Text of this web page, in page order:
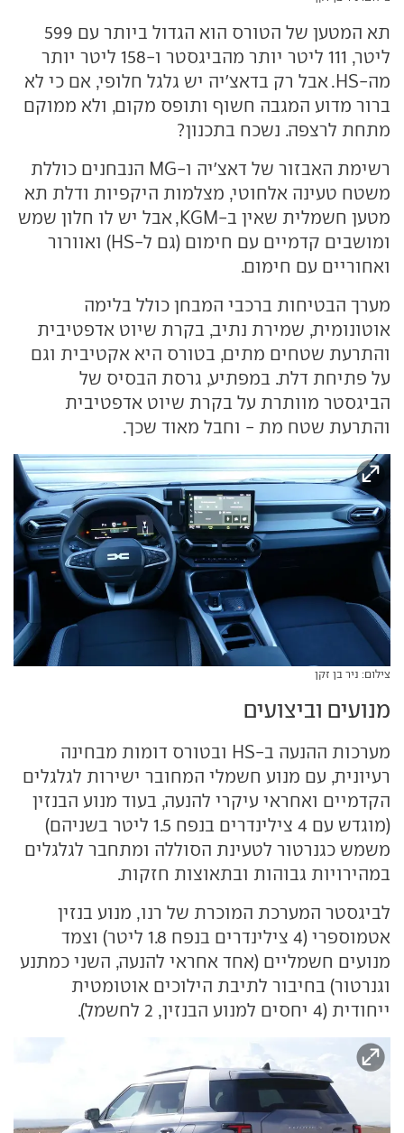
תא המטען של הטורס הוא הגדול ביותר עם 599
ליטר, 111 ליטר יותר מהביגסטר ו-158 ליטר יותר
מה-HS. אבל רק בדאצ'יה יש גלגל חלופי, אם כי לא
ברור מדוע המגבה חשוף ותופס מקום, ולא ממוקם
מתחת לרצפה. נשכח בתכנון?
רשימת האבזור של דאצ'יה ו-MG הנבחנים כוללת
משטח טעינה אלחוטי, מצלמות היקפיות ודלת תא
מטען חשמלית שאין ב-KGM, אבל יש לו חלון שמש
ומושבים קדמיים עם חימום (גם ל-HS) ואוורור
ואחוריים עם חימום.
מערך הבטיחות ברכבי המבחן כולל בלימה
אוטונומית, שמירת נתיב, בקרת שיוט אדפטיבית
והתרעת שטחים מתים, בטורס היא אקטיבית וגם
על פתיחת דלת. במפתיע, גרסת הבסיס של
הביגסטר מוותרת על בקרת שיוט אדפטיבית
והתרעת שטח מת - וחבל מאוד שכך.
צילום: ניר בן זקן
מנועים וביצועים
מערכות ההנעה ב-HS ובטורס דומות מבחינה
רעיונית, עם מנוע חשמלי המחובר ישירות לגלגלים
הקדמיים ואחראי עיקרי להנעה, בעוד מנוע הבנזין
(מוגדש עם 4 צילינדרים בנפח 1.5 ליטר בשניהם)
משמש כגנרטור לטעינת הסוללה ומתחבר לגלגלים
במהירויות גבוהות ובתאוצות חזקות.
לביגסטר המערכת המוכרת של רנו, מנוע בנזין
אטמוספרי (4 צילינדרים בנפח 1.8 ליטר) וצמד
מנועים חשמליים (אחד אחראי להנעה, השני כמתנע
וגנרטור) בחיבור לתיבת הילוכים אוטומטית
ייחודית (4 יחסים למנוע הבנזין, 2 לחשמל).